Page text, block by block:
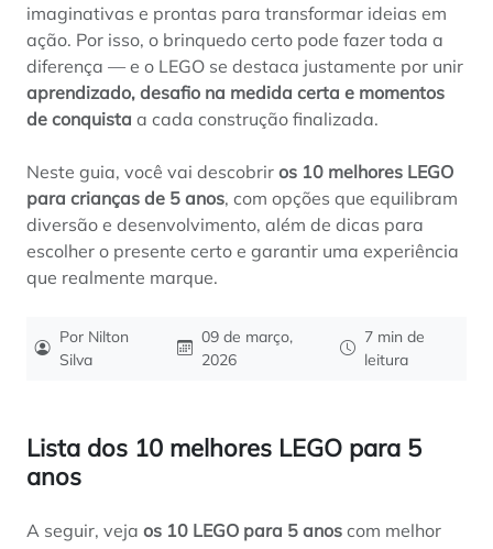
imaginativas e prontas para transformar ideias em
ação. Por isso, o brinquedo certo pode fazer toda a
diferença — e o LEGO se destaca justamente por unir
aprendizado, desafio na medida certa e momentos
de conquista a cada construção finalizada.
Neste guia, você vai descobrir os 10 melhores LEGO
para crianças de 5 anos, com opções que equilibram
diversão e desenvolvimento, além de dicas para
escolher o presente certo e garantir uma experiência
que realmente marque.
Por Nilton
Silva
09 de março,
2026
7 min de
leitura
Lista dos 10 melhores LEGO para 5
anos
A seguir, veja os 10 LEGO para 5 anos com melhor